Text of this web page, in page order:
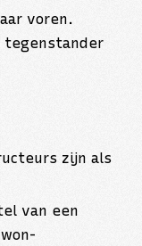
voren.
tegenstander
zijn als
van een